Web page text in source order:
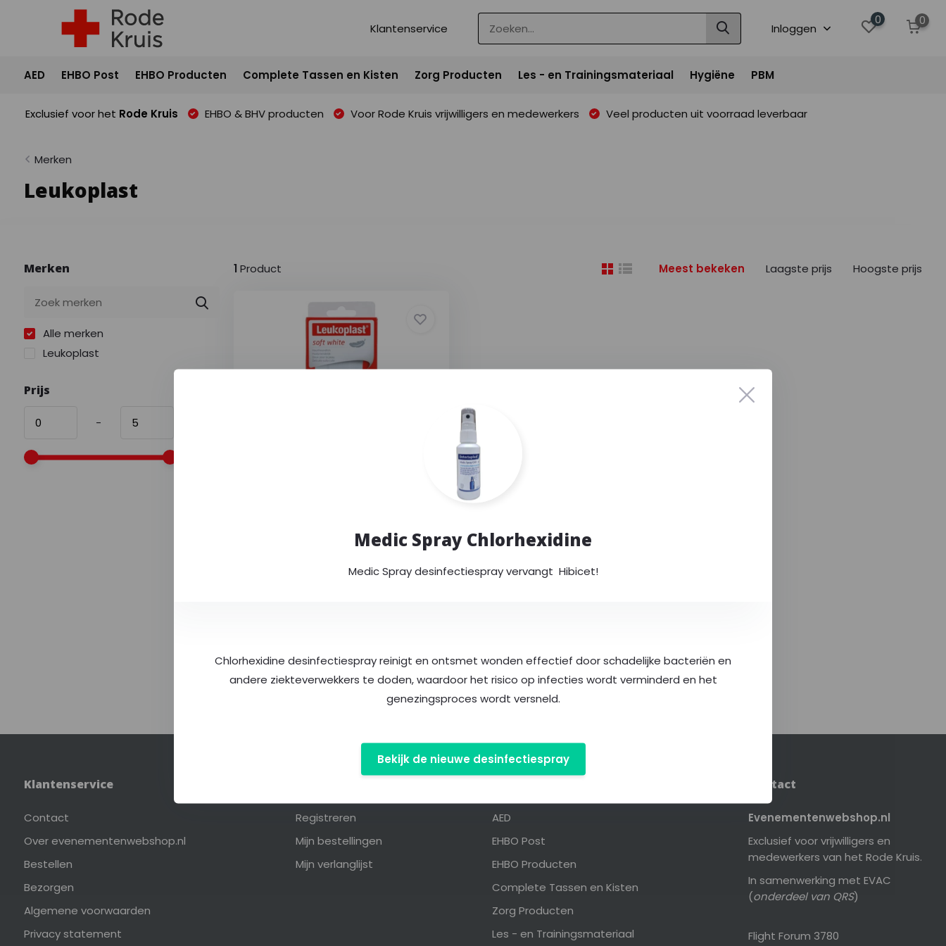
Klantenservice Inloggen
0 0
AED EHBO Post EHBO Producten Complete Tassen en Kisten Zorg Producten Les - en Trainingsmateriaal Hygiëne PBM
Exclusief voor het Rode Kruis EHBO & BHV producten Voor Rode Kruis vrijwilligers en medewerkers Veel producten uit voorraad leverbaar
Merken
Leukoplast
Merken
Alle merken
Leukoplast
Prijs
-
1 Product Meest bekeken Laagste prijs Hoogste prijs
--,--Incl. btw
Klantenservice
Contact
Over evenementenwebshop.nl
Bestellen
Bezorgen
Algemene voorwaarden
Privacy statement
Registreren
Mijn bestellingen
Mijn verlanglijst
AED
EHBO Post
EHBO Producten
Complete Tassen en Kisten
Zorg Producten
Les - en Trainingsmateriaal
Contact
Evenementenwebshop.nl
Exclusief voor vrijwilligers en
medewerkers van het Rode Kruis.
In samenwerking met EVAC
(onderdeel van QRS)
Flight Forum 3780
Medic Spray Chlorhexidine
Medic Spray desinfectiespray vervangt Hibicet!
Chlorhexidine desinfectiespray reinigt en ontsmet wonden effectief door schadelijke bacteriën en
andere ziekteverwekkers te doden, waardoor het risico op infecties wordt verminderd en het
genezingsproces wordt versneld.
Bekijk de nieuwe desinfectiespray